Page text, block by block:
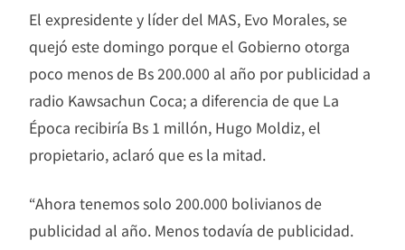
El expresidente y líder del MAS, Evo Morales, se
quejó este domingo porque el Gobierno otorga
poco menos de Bs 200.000 al año por publicidad a
radio Kawsachun Coca; a diferencia de que La
Época recibiría Bs 1 millón, Hugo Moldiz, el
propietario, aclaró que es la mitad.
“Ahora tenemos solo 200.000 bolivianos de
publicidad al año. Menos todavía de publicidad.